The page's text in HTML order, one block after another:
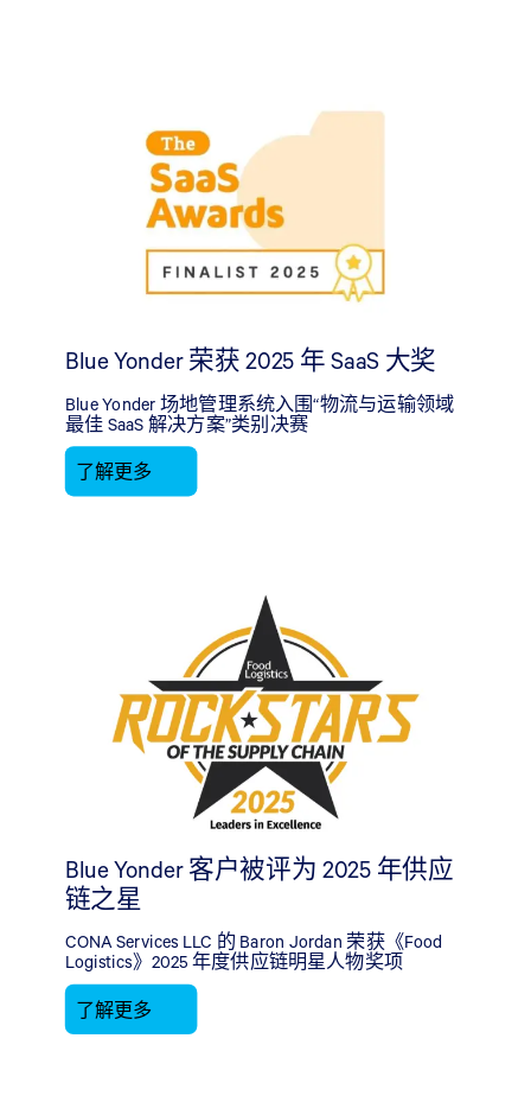
Blue Yonder 荣获 2025 年 SaaS 大奖
Blue Yonder 场地管理系统入围“物流与运输领域
最佳 SaaS 解决方案”类别决赛
了解更多
Blue Yonder 客户被评为 2025 年供应
链之星
CONA Services LLC 的 Baron Jordan 荣获《Food
Logistics》2025 年度供应链明星人物奖项
了解更多